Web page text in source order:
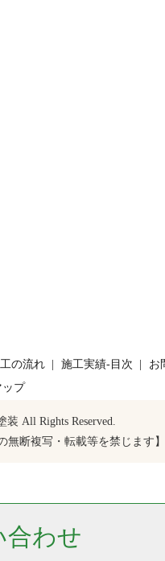
合わせ
の流れ 施工実績-目次 お
ップ
All Rights Reserved.
無断複写・転載等を禁じます】